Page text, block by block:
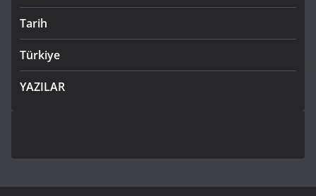
Tarih
Türkiye
YAZILAR